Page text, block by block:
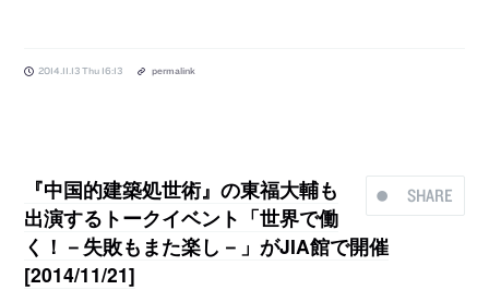
2014.11.13 Thu 16:13 permalink
SHARE
『中国的建築処世術』の東福大輔も
出演するトークイベント「世界で働
く！－失敗もまた楽し－」がJIA館で開催
[2014/11/21]